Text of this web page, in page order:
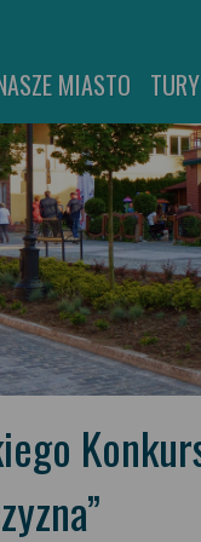
MIASTO